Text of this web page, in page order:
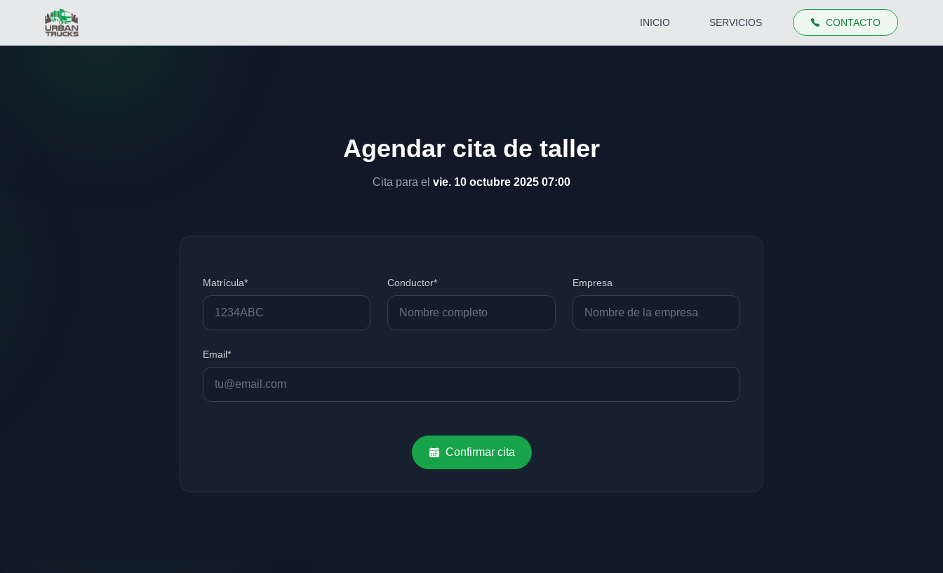
INICIO SERVICIOS CONTACTO
Agendar cita de taller
Cita para el vie. 10 octubre 2025 07:00
Matrícula* Conductor* Empresa
Email*
Confirmar cita